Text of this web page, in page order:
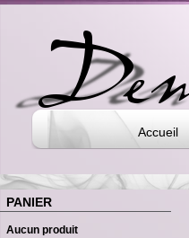
Accueil
PANIER
Aucun produit